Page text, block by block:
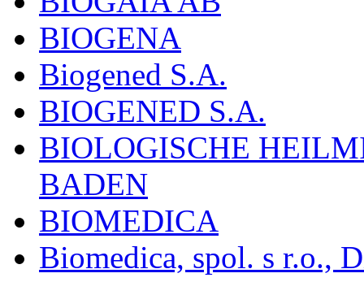
BIOGENA
Biogened S.A.
BIOGENED S.A.
BIOLOGISCHE
BADEN
BIOMEDICA
Biomedica, spol. s r.o.,